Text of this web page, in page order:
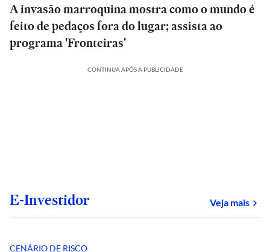
A invasão marroquina mostra como o mundo é
feito de pedaços fora do lugar; assista ao
programa 'Fronteiras'
CONTINUA APÓS A PUBLICIDADE
E-Investidor Veja mais
CENÁRIO DE RISCO